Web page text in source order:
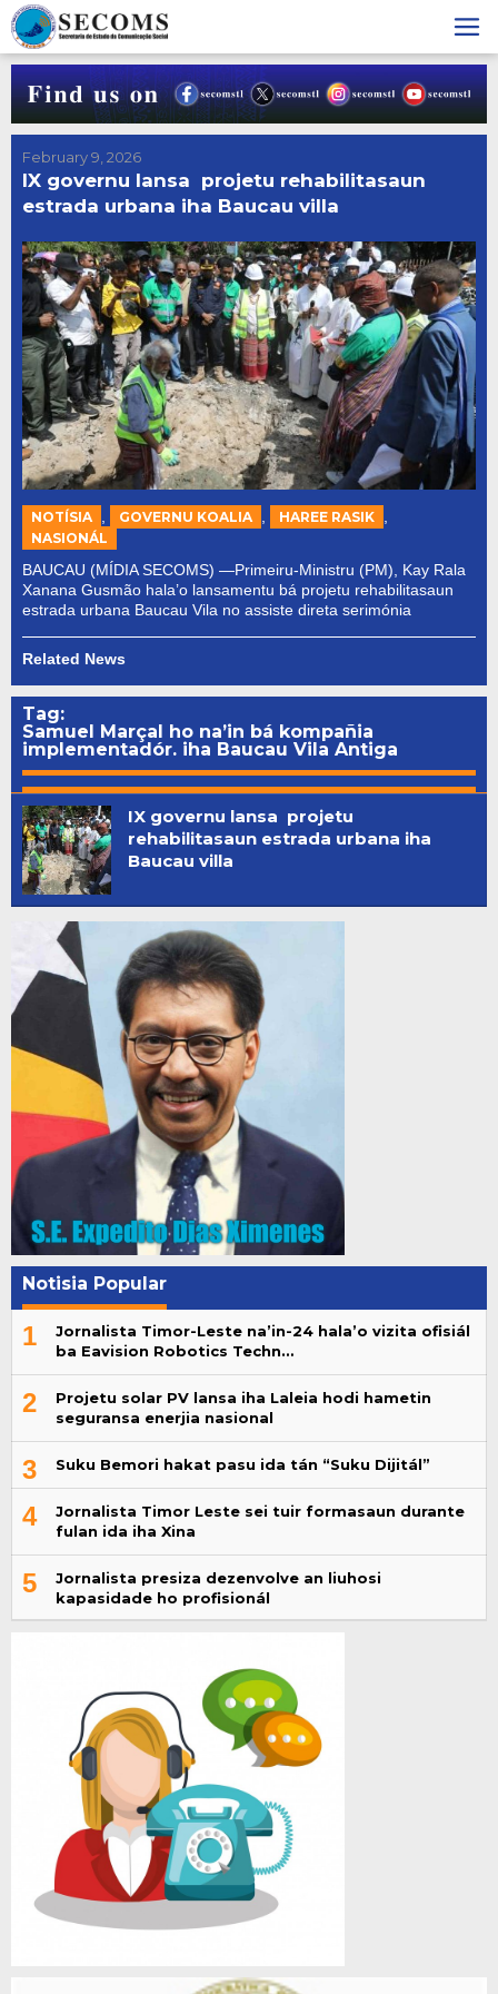
Skip
to
content
February 9, 2026
IX governu lansa projetu rehabilitasaun
estrada urbana iha Baucau villa
NOTÍSIA GOVERNU KOALIA HAREE RASIK
NASIONÁL
BAUCAU (MÍDIA SECOMS) —Primeiru-Ministru (PM), Kay Rala
Xanana Gusmão hala’o lansamentu bá projetu rehabilitasaun
estrada urbana Baucau Vila no assiste direta serimónia
Related News
Tag:
Samuel Marçal ho na’in bá kompañia
implementadór. iha Baucau Vila Antiga
IX governu lansa projetu
rehabilitasaun estrada urbana iha
Baucau villa
Notisia Popular
1
Jornalista Timor-Leste na’in-24 hala’o vizita ofisiál
ba Eavision Robotics Techn…
2
Projetu solar PV lansa iha Laleia hodi hametin
seguransa enerjia nasional
3 Suku Bemori hakat pasu ida tán “Suku Dijitál”
4
Jornalista Timor Leste sei tuir formasaun durante
fulan ida iha Xina
5
Jornalista presiza dezenvolve an liuhosi
kapasidade ho profisionál